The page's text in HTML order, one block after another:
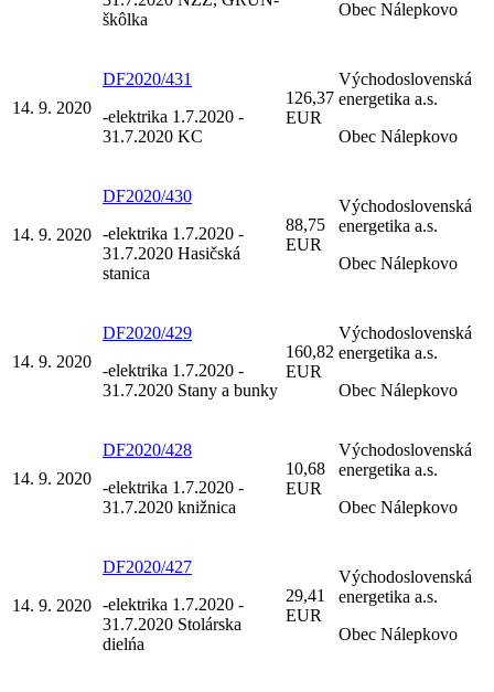
škôlka
Obec Nálepkovo
14. 9. 2020
DF2020/431
-elektrika 1.7.2020 -
31.7.2020 KC
126,37
EUR
Východoslovenská
energetika a.s.
Obec Nálepkovo
14. 9. 2020
DF2020/430
-elektrika 1.7.2020 -
31.7.2020 Hasičská
stanica
88,75
EUR
Východoslovenská
energetika a.s.
Obec Nálepkovo
14. 9. 2020
DF2020/429
-elektrika 1.7.2020 -
31.7.2020 Stany a bunky
160,82
EUR
Východoslovenská
energetika a.s.
Obec Nálepkovo
14. 9. 2020
DF2020/428
-elektrika 1.7.2020 -
31.7.2020 knižnica
10,68
EUR
Východoslovenská
energetika a.s.
Obec Nálepkovo
14. 9. 2020
DF2020/427
-elektrika 1.7.2020 -
31.7.2020 Stolárska
dielńa
29,41
EUR
Východoslovenská
energetika a.s.
Obec Nálepkovo